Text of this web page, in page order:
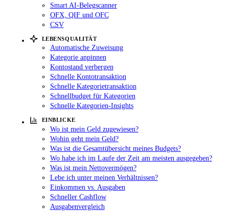
Smart AI-Belegscanner
OFX, QIF und OFC
CSV
LEBENSQUALITÄT
Automatische Zuweisung
Kategorie anpinnen
Kontostand verbergen
Schnelle Kontotransaktion
Schnelle Kategorietransaktion
Schnellbudget für Kategorien
Schnelle Kategorien-Insights
EINBLICKE
Wo ist mein Geld zugewiesen?
Wohin geht mein Geld?
Was ist die Gesamtübersicht meines Budgets?
Wo habe ich im Laufe der Zeit am meisten ausgegeben?
Was ist mein Nettovermögen?
Lebe ich unter meinen Verhältnissen?
Einkommen vs. Ausgaben
Schneller Cashflow
Ausgabenvergleich